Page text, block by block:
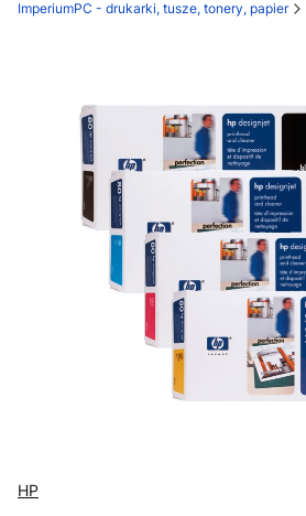
ImperiumPC - drukarki, tusze, tonery, papier
HP